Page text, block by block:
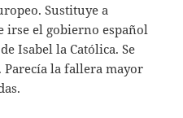
Sustituye a
irse el gobierno español
Isabel la Católica. Se
la fallera mayor